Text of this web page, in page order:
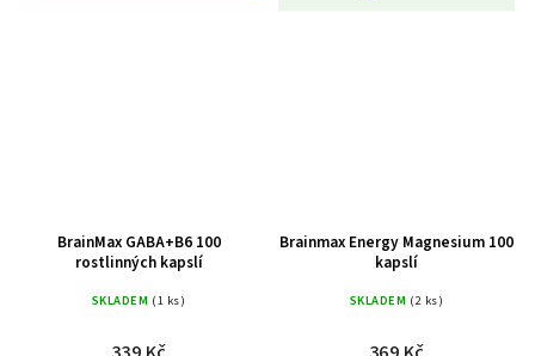
BrainMax GABA+B6 100
rostlinných kapslí
SKLADEM (1 ks)
Brainmax Energy Magnesium 100
kapslí
SKLADEM (2 ks)